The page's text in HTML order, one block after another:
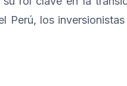
Perú, los